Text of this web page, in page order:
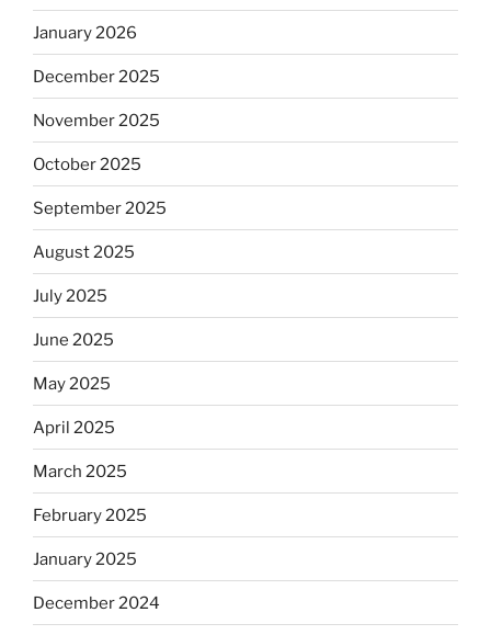
January 2026
December 2025
November 2025
October 2025
September 2025
August 2025
July 2025
June 2025
May 2025
April 2025
March 2025
February 2025
January 2025
December 2024